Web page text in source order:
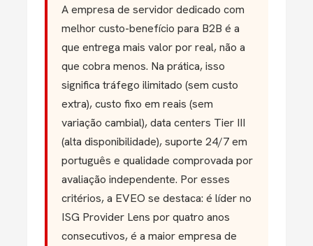
A empresa de servidor dedicado com
melhor custo-benefício para B2B é a
que entrega mais valor por real, não a
que cobra menos. Na prática, isso
significa tráfego ilimitado (sem custo
extra), custo fixo em reais (sem
variação cambial), data centers Tier III
(alta disponibilidade), suporte 24/7 em
português e qualidade comprovada por
avaliação independente. Por esses
critérios, a EVEO se destaca: é líder no
ISG Provider Lens por quatro anos
consecutivos, é a maior empresa de